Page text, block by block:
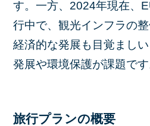
す。一方、2024年現在、
行中で、観光インフラの整
経済的な発展も目覚まし
発展や環境保護が課題です
旅行プランの概要